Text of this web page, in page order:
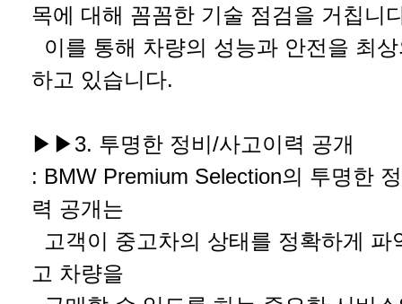
목에 대해 꼼꼼한 기술 점검을 거칩니
이를 통해 차량의 성능과 안전을 최
하고 있습니다.
▶▶3. 투명한 정비/사고이력 공개
: BMW Premium Selection의 투명한
력 공개는
고객이 중고차의 상태를 정확하게 파
고 차량을